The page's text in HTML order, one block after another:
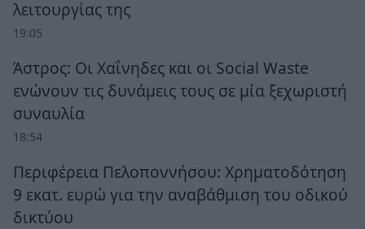
λειτουργίας της
19:05
Άστρος: Οι Χαΐνηδες και οι Social Waste
ενώνουν τις δυνάμεις τους σε μία ξεχωριστή
συναυλία
18:54
Περιφέρεια Πελοποννήσου: Χρηματοδότηση
9 εκατ. ευρώ για την αναβάθμιση του οδικού
δικτύου